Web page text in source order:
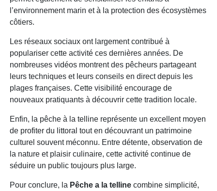
l’environnement marin et à la protection des écosystèmes
côtiers.
Les réseaux sociaux ont largement contribué à
populariser cette activité ces dernières années. De
nombreuses vidéos montrent des pêcheurs partageant
leurs techniques et leurs conseils en direct depuis les
plages françaises. Cette visibilité encourage de
nouveaux pratiquants à découvrir cette tradition locale.
Enfin, la pêche à la telline représente un excellent moyen
de profiter du littoral tout en découvrant un patrimoine
culturel souvent méconnu. Entre détente, observation de
la nature et plaisir culinaire, cette activité continue de
séduire un public toujours plus large.
Pour conclure, la Pêche a la telline combine simplicité,